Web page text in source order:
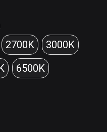
2700K
3000K
6500K